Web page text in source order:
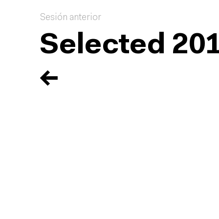
Sesión anterior
Selected
←